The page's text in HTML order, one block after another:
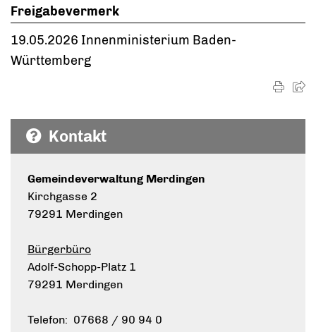
Freigabevermerk
19.05.2026 Innenministerium Baden-
Württemberg
Kontakt
Gemeindeverwaltung Merdingen
Kirchgasse 2
79291 Merdingen
Bürgerbüro
Adolf-Schopp-Platz 1
79291 Merdingen
Telefon: 07668 / 90 94 0